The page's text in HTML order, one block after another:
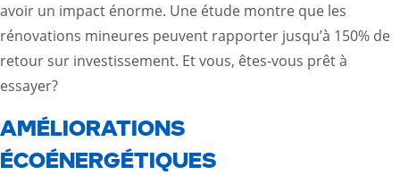
avoir un impact énorme. Une étude montre que les
rénovations mineures peuvent rapporter jusqu’à 150% de
retour sur investissement. Et vous, êtes-vous prêt à
essayer?
AMÉLIORATIONS
ÉCOÉNERGÉTIQUES